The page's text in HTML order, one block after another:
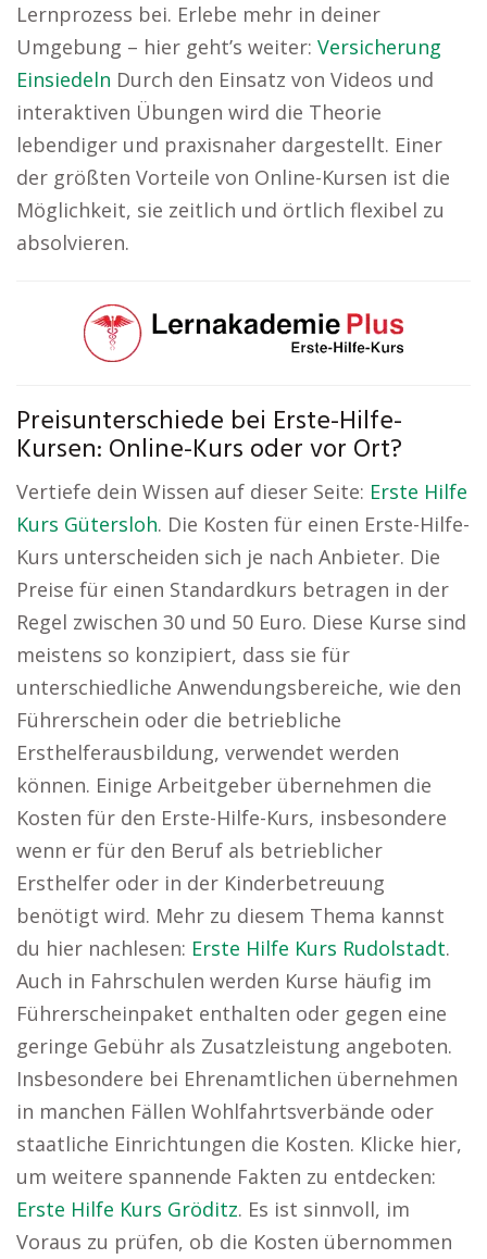
Lernprozess bei. Erlebe mehr in deiner
Umgebung – hier geht’s weiter: Versicherung
Einsiedeln Durch den Einsatz von Videos und
interaktiven Übungen wird die Theorie
lebendiger und praxisnaher dargestellt. Einer
der größten Vorteile von Online-Kursen ist die
Möglichkeit, sie zeitlich und örtlich flexibel zu
absolvieren.
Preisunterschiede bei Erste-Hilfe-
Kursen: Online-Kurs oder vor Ort?
Vertiefe dein Wissen auf dieser Seite: Erste Hilfe
Kurs Gütersloh. Die Kosten für einen Erste-Hilfe-
Kurs unterscheiden sich je nach Anbieter. Die
Preise für einen Standardkurs betragen in der
Regel zwischen 30 und 50 Euro. Diese Kurse sind
meistens so konzipiert, dass sie für
unterschiedliche Anwendungsbereiche, wie den
Führerschein oder die betriebliche
Ersthelferausbildung, verwendet werden
können. Einige Arbeitgeber übernehmen die
Kosten für den Erste-Hilfe-Kurs, insbesondere
wenn er für den Beruf als betrieblicher
Ersthelfer oder in der Kinderbetreuung
benötigt wird. Mehr zu diesem Thema kannst
du hier nachlesen: Erste Hilfe Kurs Rudolstadt.
Auch in Fahrschulen werden Kurse häufig im
Führerscheinpaket enthalten oder gegen eine
geringe Gebühr als Zusatzleistung angeboten.
Insbesondere bei Ehrenamtlichen übernehmen
in manchen Fällen Wohlfahrtsverbände oder
staatliche Einrichtungen die Kosten. Klicke hier,
um weitere spannende Fakten zu entdecken:
Erste Hilfe Kurs Gröditz. Es ist sinnvoll, im
Voraus zu prüfen, ob die Kosten übernommen